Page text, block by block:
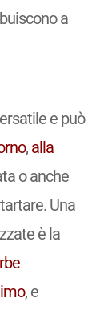
a
e può
, alla
o anche
Una
è la
, e